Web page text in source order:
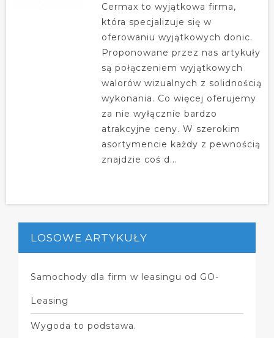
Cermax to wyjątkowa firma,
która specjalizuje się w
oferowaniu wyjątkowych donic.
Proponowane przez nas artykuły
są połączeniem wyjątkowych
walorów wizualnych z solidnością
wykonania. Co więcej oferujemy
za nie wyłącznie bardzo
atrakcyjne ceny. W szerokim
asortymencie każdy z pewnością
znajdzie coś d...
LOSOWE ARTYKUŁY
Samochody dla firm w leasingu od GO-
Leasing
Wygoda to podstawa.